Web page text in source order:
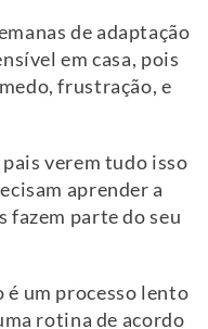
de adaptação
em casa, pois
frustração, e
verem tudo isso
aprender a
fazem parte do seu
é um processo lento
rotina de acordo